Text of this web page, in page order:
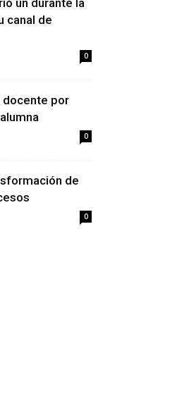
un durante la
canal de
0
docente por
0
de
0